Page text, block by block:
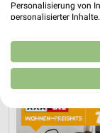
Personalisierung von
personalisierter
Kombinationen von
Verbesserung der
von Inhalten.
Daten können
USA gesendet werden.
Website/App.
Partnerliste